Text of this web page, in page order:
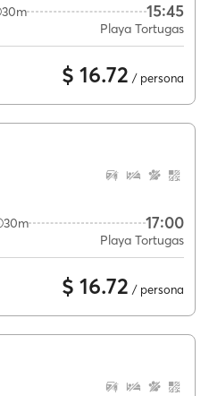
30m 15:45
Playa Tortugas
$ 16.72 / persona
30m 17:00
Playa Tortugas
$ 16.72 / persona